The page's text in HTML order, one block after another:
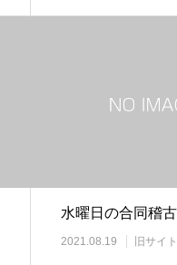
水曜日の合同稽古
2021.08.19 旧サイ